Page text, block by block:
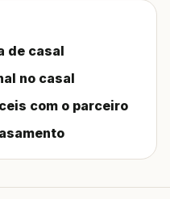
de casal
no casal
com o parceiro